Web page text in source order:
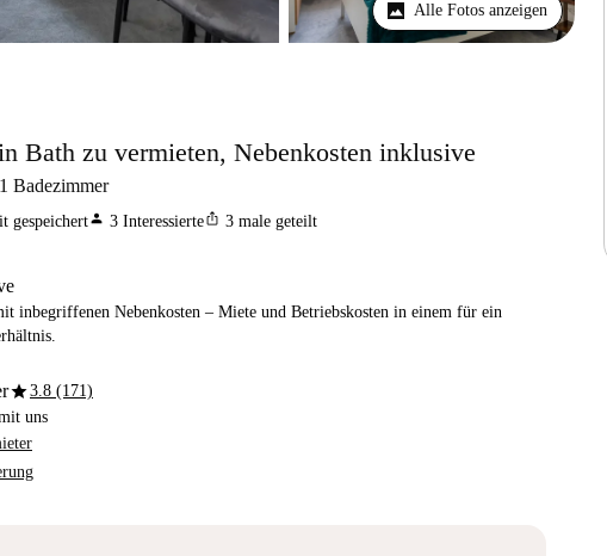
Alle Fotos anzeigen
Bath zu vermieten, Nebenkosten inklusive
1 Badezimmer
gespeichertperson 3 Interessierteios_share 3 male geteilt
inbegriffenen Nebenkosten – Miete und Betriebskosten in einem für ein
star3.8 (171)
uns